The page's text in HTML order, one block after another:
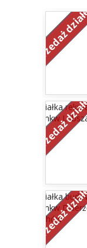
Sprzedaż
miasta.
Sprzedaż
Lubszy
Sprzedaż